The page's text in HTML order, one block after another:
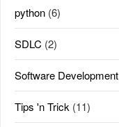
python (6)
SDLC (2)
Software Development
Tips 'n Trick (11)